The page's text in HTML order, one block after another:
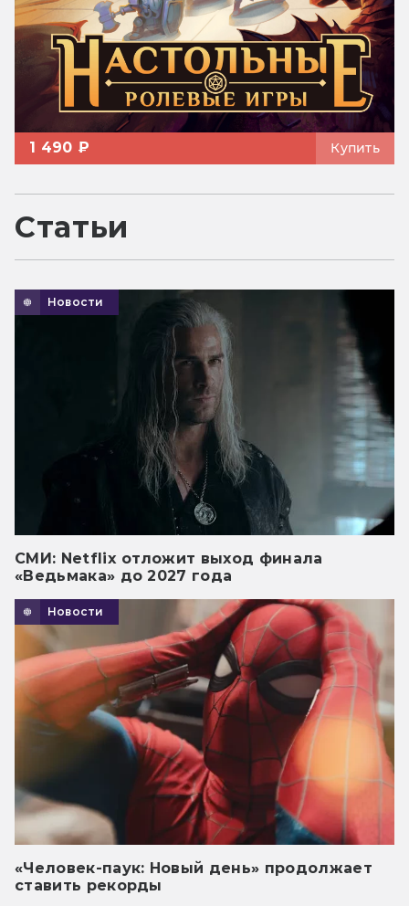
1 490 ₽ Купить
Статьи
Новости
СМИ: Netflix отложит выход финала
«Ведьмака» до 2027 года
Новости
«Человек-паук: Новый день» продолжает
ставить рекорды